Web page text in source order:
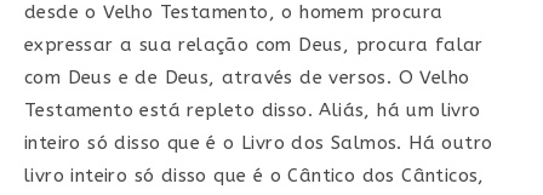
desde o Velho Testamento, o homem procura
expressar a sua relação com Deus, procura falar
com Deus e de Deus, através de versos. O Velho
Testamento está repleto disso. Aliás, há um livro
inteiro só disso que é o Livro dos Salmos. Há outro
livro inteiro só disso que é o Cântico dos Cânticos,